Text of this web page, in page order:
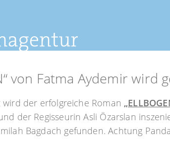
von Fatma Aydemir wird
wird der erfolgreiche Roman
der Regisseurin Asli Özarslan
Bagdach gefunden. Achtung